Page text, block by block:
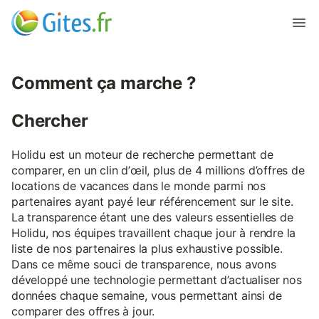
Comment ça marche ?
Chercher
Holidu est un moteur de recherche permettant de
comparer, en un clin d’œil, plus de 4 millions d’offres de
locations de vacances dans le monde parmi nos
partenaires ayant payé leur référencement sur le site.
La transparence étant une des valeurs essentielles de
Holidu, nos équipes travaillent chaque jour à rendre la
liste de nos partenaires la plus exhaustive possible.
Dans ce même souci de transparence, nous avons
développé une technologie permettant d’actualiser nos
données chaque semaine, vous permettant ainsi de
comparer des offres à jour.